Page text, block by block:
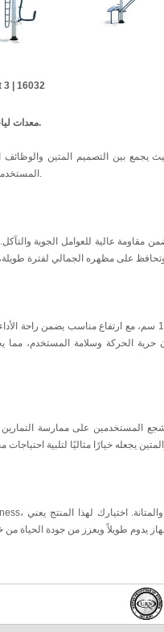
3 | 16032
Set 4 - معدات لياقة بدنية خارجية متينة وعملية.
المستخدمين الباحثين عن تمارين فعالة وممتعة.
الحركة وسلامة المستخدم، مما